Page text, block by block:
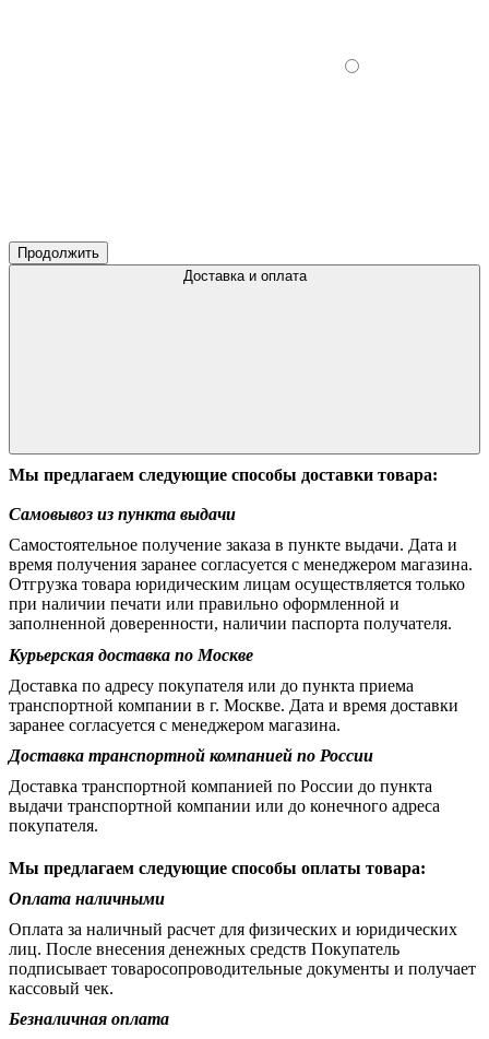
Продолжить
Доставка и оплата
Мы предлагаем следующие способы доставки товара:
Самовывоз из пункта выдачи
Самостоятельное получение заказа в пункте выдачи. Дата и
время получения заранее согласуется с менеджером магазина.
Отгрузка товара юридическим лицам осуществляется только
при наличии печати или правильно оформленной и
заполненной доверенности, наличии паспорта получателя.
Курьерская доставка по Москве
Доставка по адресу покупателя или до пункта приема
транспортной компании в г. Москве. Дата и время доставки
заранее согласуется с менеджером магазина.
Доставка транспортной компанией по России
Доставка транспортной компанией по России до пункта
выдачи транспортной компании или до конечного адреса
покупателя.
Мы предлагаем следующие способы оплаты товара:
Оплата наличными
Оплата за наличный расчет для физических и юридических
лиц. После внесения денежных средств Покупатель
подписывает товаросопроводительные документы и получает
кассовый чек.
Безналичная оплата